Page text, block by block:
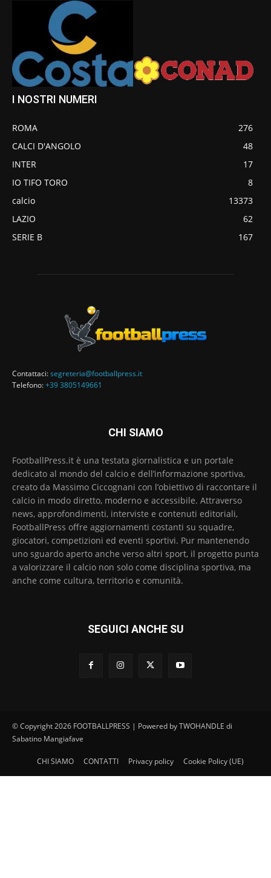
I NOSTRI NUMERI
ROMA
276
CALCI D'ANGOLO
48
INTER
17
IO TIFO TORO
8
calcio
13373
LAZIO
62
SERIE B
167
Contattaci:segreteria@footballpress.it
Telefono:+39 3805149661
CHI SIAMO
FootballPress.it è una testata giornalistica e un portale
dedicato al mondo del calcio e dell’informazione sportiva,
creato da Massimo Ciccognani con l’obiettivo di raccontare il
calcio in modo diretto, moderno e accessibile. Attraverso
news, approfondimenti, interviste e contenuti editoriali,
FootballPress offre aggiornamenti costanti su squadre,
giocatori, competizioni ed eventi sportivi. Pur mantenendo
uno sguardo aperto anche verso altri sport, il progetto punta
a valorizzare il calcio non solo come disciplina sportiva, ma
anche come cultura, territorio e comunità.
SEGUICI ANCHE SU
© Copyright 2026 FOOTBALLPRESS | Powered by TWOHANDLE di
Sabatino Mangiafave
CHI SIAMO CONTATTI Privacy policy Cookie Policy (UE)